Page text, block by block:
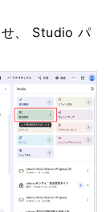
せ、 Studio パ